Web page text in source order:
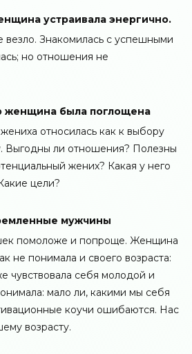
устраивала энергично.
везло. Знакомилась с успешными
но отношения не
женщина была поглощена
относилась как к выбору
Выгодны ли отношения? Полезны
жених? Какая у него
цели?
мужчины
помоложе и попроще. Женщина
не понимала и своего возраста:
чувствовала себя молодой и
мало ли, какими мы себя
коучи ошибаются. Нас
возрасту.